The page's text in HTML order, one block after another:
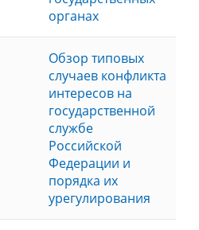
органах
Обзор типовых
случаев конфликта
интересов на
государственной
службе
Российской
Федерации и
порядка их
урегулирования